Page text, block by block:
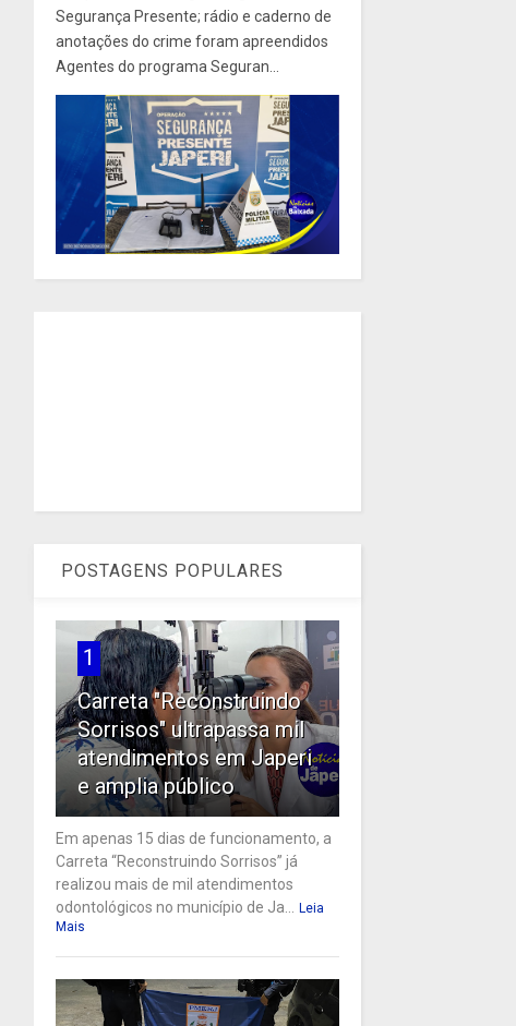
Segurança Presente; rádio e caderno de
anotações do crime foram apreendidos
Agentes do programa Seguran...
POSTAGENS POPULARES
1
Carreta "Reconstruindo
Sorrisos" ultrapassa mil
atendimentos em Japeri
e amplia público
Em apenas 15 dias de funcionamento, a
Carreta “Reconstruindo Sorrisos” já
realizou mais de mil atendimentos
odontológicos no município de Ja...
Leia
Mais